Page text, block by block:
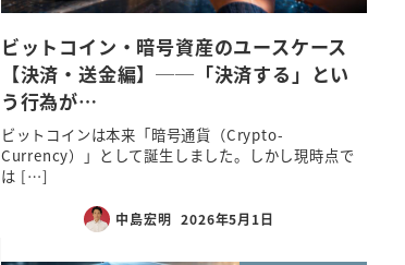
ビットコイン・暗号資産のユースケース
【決済・送金編】──「決済する」とい
う行為が…
ビットコインは本来「暗号通貨（Crypto-
Currency）」として誕生しました。しかし現時点で
は […]
中島宏明 2026年5月1日